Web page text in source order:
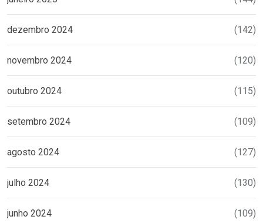
dezembro 2024 (142)
novembro 2024 (120)
outubro 2024 (115)
setembro 2024 (109)
agosto 2024 (127)
julho 2024 (130)
junho 2024 (109)